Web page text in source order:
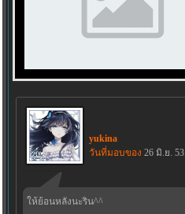
yukina
วันที่มอบของ 26 มิ.ย. 53
ให้ย้อนหลังนะริน^^